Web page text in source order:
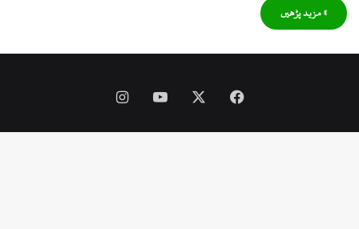
» مزید پڑھیں
Facebook
YouTube